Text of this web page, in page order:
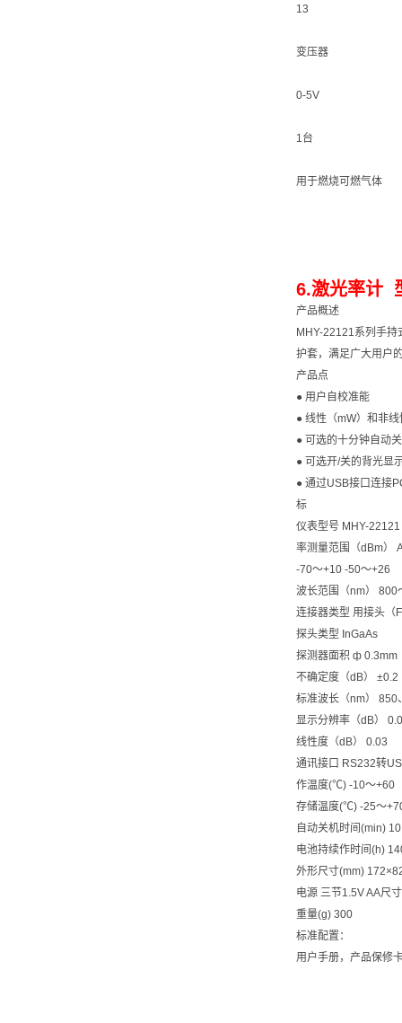
13
变压器
0-5V
1台
用于燃烧可燃气体
6.激光率计
产品概述
MHY-22121系列手
护套，满足广大用户
产品点
● 用户自校准能
● 线性（mW）和非
● 可选的十分钟自动
● 可选开/关的背光显
● 通过USB接口连接
标
仪表型号 MHY-22121
率测量范围（dBm）
-70～+10 -50～+26
波长范围（nm） 800
连接器类型 用接头（
探头类型 InGaAs
探测器面积 ф 0.3mm
不确定度（dB） ±0.2
标准波长（nm）
显示分辨率（dB）
线性度（dB） 0.03
通讯接口 RS232转
作温度(℃) -10～+60
存储温度(℃) -25～
自动关机时间(min) 10
电池持续作时间(h)
外形尺寸(mm)
电源 三节1.5V AA尺
重量(g) 300
标准配置：
用户手册，产品保修